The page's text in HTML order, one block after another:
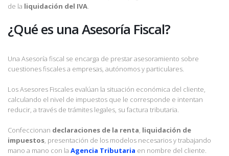
de la liquidación del IVA.
¿Qué es una Asesoría Fiscal?
Una Asesoría fiscal se encarga de prestar asesoramiento sobre
cuestiones fiscales a empresas, autónomos y particulares.
Los Asesores Fiscales evalúan la situación económica del cliente,
calculando el nivel de impuestos que le corresponde e intentan
reducir, a través de trámites legales, su factura tributaria.
Confeccionan declaraciones de la renta, liquidación de
impuestos, presentación de los modelos necesarios y trabajando
mano a mano con la Agencia Tributaria en nombre del cliente.